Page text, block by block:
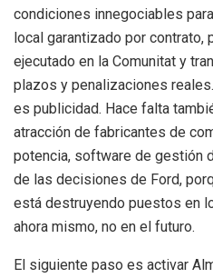
condiciones innegociables
local garantizado por contrato,
ejecutado en la Comunitat y
plazos y penalizaciones
es publicidad. Hace falta
atracción de fabricantes de
potencia, software de gestión
de las decisiones de Ford,
está destruyendo puestos en
ahora mismo, no en el futuro.
El siguiente paso es activar